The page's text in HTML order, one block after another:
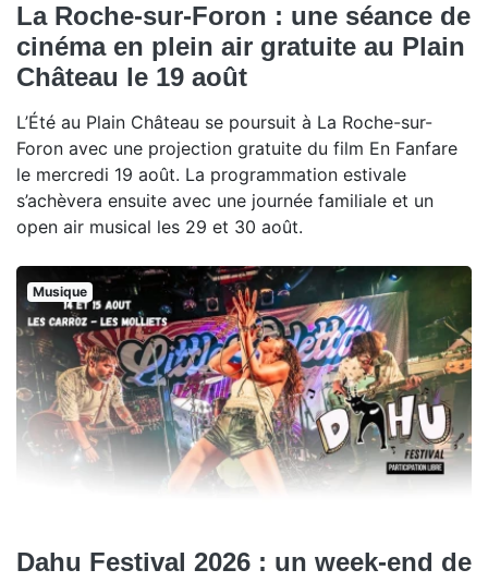
La Roche-sur-Foron : une séance de
cinéma en plein air gratuite au Plain
Château le 19 août
L’Été au Plain Château se poursuit à La Roche-sur-
Foron avec une projection gratuite du film En Fanfare
le mercredi 19 août. La programmation estivale
s’achèvera ensuite avec une journée familiale et un
open air musical les 29 et 30 août.
Musique
Dahu Festival 2026 : un week-end de